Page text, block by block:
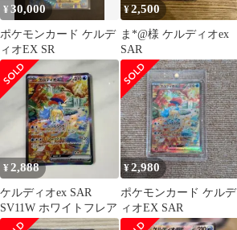
¥30,000
ポケモンカード ケルデ
ィオEX SR
¥2,500
ま*@様 ケルディオex
SAR
¥2,888
ケルディオex SAR
SV11W ホワイトフレア
¥2,980
ポケモンカード ケルデ
ィオEX SAR